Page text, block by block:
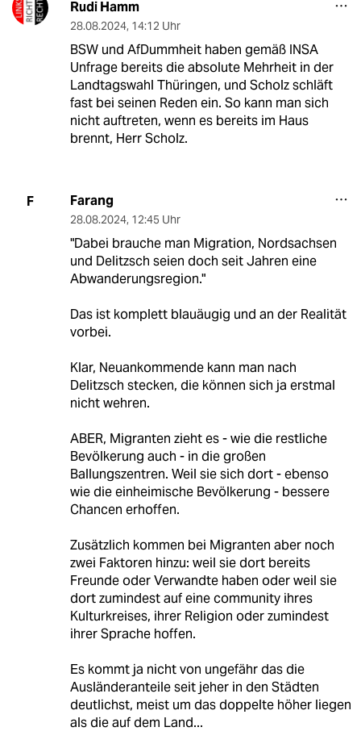
Rudi Hamm
28.08.2024, 14:12 Uhr
BSW und AfDummheit haben gemäß INSA
Unfrage bereits die absolute Mehrheit in der
Landtagswahl Thüringen, und Scholz schläft
fast bei seinen Reden ein. So kann man sich
nicht auftreten, wenn es bereits im Haus
brennt, Herr Scholz.
F Farang
28.08.2024, 12:45 Uhr
"Dabei brauche man Migration, Nordsachsen
und Delitzsch seien doch seit Jahren eine
Abwanderungsregion."
Das ist komplett blauäugig und an der Realität
vorbei.
Klar, Neuankommende kann man nach
Delitzsch stecken, die können sich ja erstmal
nicht wehren.
ABER, Migranten zieht es - wie die restliche
Bevölkerung auch - in die großen
Ballungszentren. Weil sie sich dort - ebenso
wie die einheimische Bevölkerung - bessere
Chancen erhoffen.
Zusätzlich kommen bei Migranten aber noch
zwei Faktoren hinzu: weil sie dort bereits
Freunde oder Verwandte haben oder weil sie
dort zumindest auf eine community ihres
Kulturkreises, ihrer Religion oder zumindest
ihrer Sprache hoffen.
Es kommt ja nicht von ungefähr das die
Ausländeranteile seit jeher in den Städten
deutlichst, meist um das doppelte höher liegen
als die auf dem Land...